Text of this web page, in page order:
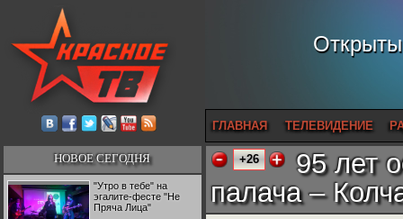
ГЛАВНАЯ ТЕЛЕВИДЕНИЕ
НОВОЕ СЕГОДНЯ
"Утро в тебе" на
эгалите-фесте "Не
Пряча Лица"
+26
95 лет
палача –